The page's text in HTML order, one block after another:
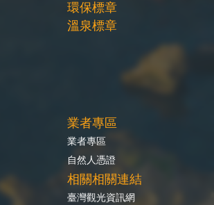
環保標章
溫泉標章
業者專區
業者專區
自然人憑證
相關相關連結
臺灣觀光資訊網